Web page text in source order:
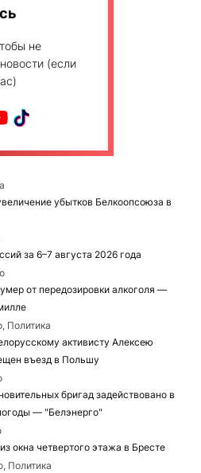
не
(если
убытков Белкоопсоюза в
за 6–7 августа 2026 года
от передозировки алкоголя —
Политика
активисту Алексею
въезд в Польшу
бригад задействовано в
— "Белэнерго"
окна четвертого этажа в Бресте
Политика